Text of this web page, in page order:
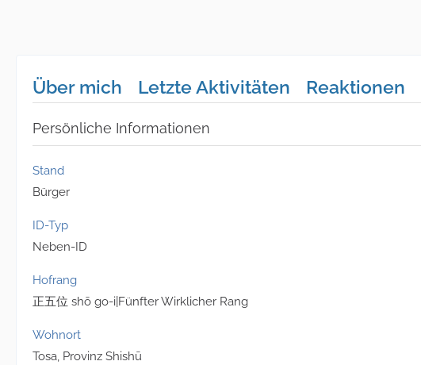
Über mich Letzte Aktivitäten Reaktionen
Persönliche Informationen
Stand
Bürger
ID-Typ
Neben-ID
Hofrang
正五位 shō go-i|Fünfter Wirklicher Rang
Wohnort
Tosa, Provinz Shishū